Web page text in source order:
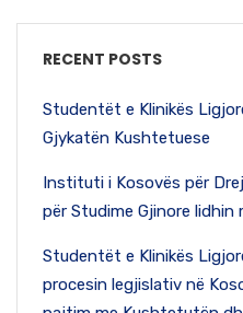
RECENT POSTS
Studentët e Klinikës
Gjykatën Kushtetuese
Instituti i Kosovës për
për Studime Gjinore lidhin
Studentët e Klinikës
procesin legjislativ në